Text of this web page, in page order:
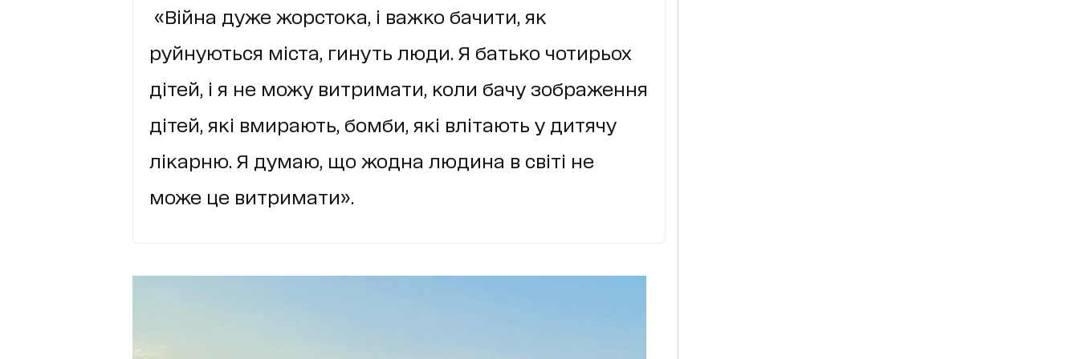
«Війна дуже жорстока, і важко бачити, як
руйнуються міста, гинуть люди. Я батько чотирьох
дітей, і я не можу витримати, коли бачу зображення
дітей, які вмирають, бомби, які влітають у дитячу
лікарню. Я думаю, що жодна людина в світі не
може це витримати».